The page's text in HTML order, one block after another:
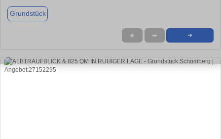
Grundstück
★ ➦ ➜